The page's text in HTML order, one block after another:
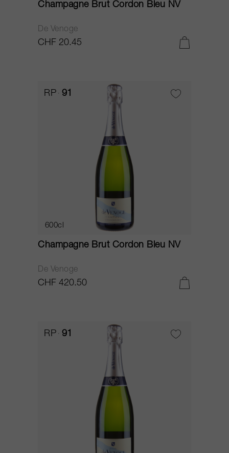
Champagne Brut Cordon Bleu NV
De Venoge
CHF 20.45
RP 91
600cl
Champagne Brut Cordon Bleu NV
De Venoge
CHF 420.50
RP 91